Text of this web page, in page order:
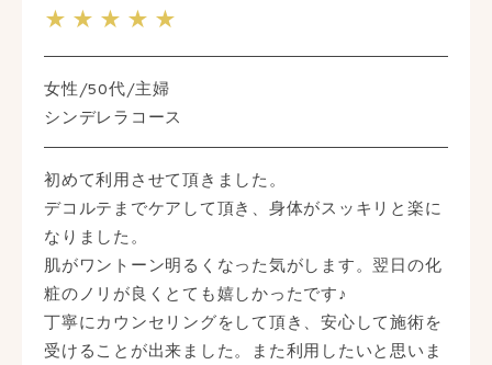
★★★★★
女性/50代/主婦
シンデレラコース
初めて利用させて頂きました。
デコルテまでケアして頂き、身体がスッキリと楽に
なりました。
肌がワントーン明るくなった気がします。翌日の化
粧のノリが良くとても嬉しかったです♪
丁寧にカウンセリングをして頂き、安心して施術を
受けることが出来ました。また利用したいと思いま